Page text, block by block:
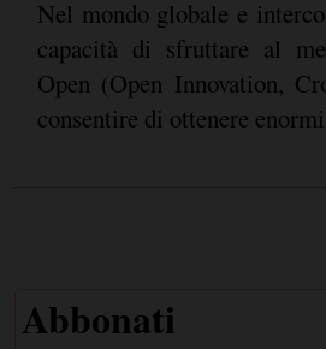
Nel mondo globale e
capacità di sfruttare al
Open (Open Innovation,
consentire di ottenere